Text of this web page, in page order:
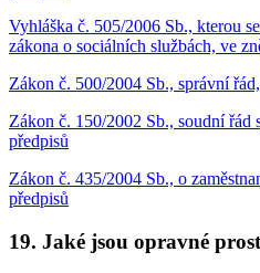
Vyhláška č. 505/2006 Sb., kterou
zákona o sociálních službách, ve
Zákon č. 500/2004 Sb., správní
Zákon č. 150/2002 Sb., soudní řád
předpisů
Zákon č. 435/2004 Sb., o
předpisů
19. Jaké jsou opravné